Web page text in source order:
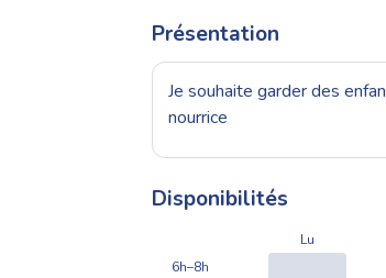
Présentation
Je souhaite garder des
nourrice
Disponibilités
Lu
6h–8h